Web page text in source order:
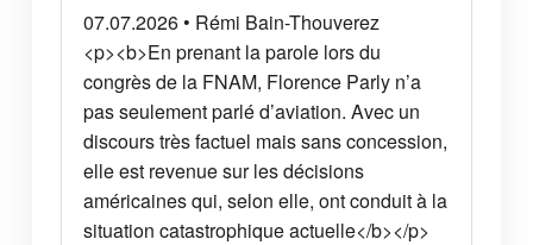
07.07.2026 • Rémi Bain-Thouverez
<p><b>En prenant la parole lors du
congrès de la FNAM, Florence Parly n’a
pas seulement parlé d’aviation. Avec un
discours très factuel mais sans concession,
elle est revenue sur les décisions
américaines qui, selon elle, ont conduit à la
situation catastrophique actuelle</b></p>